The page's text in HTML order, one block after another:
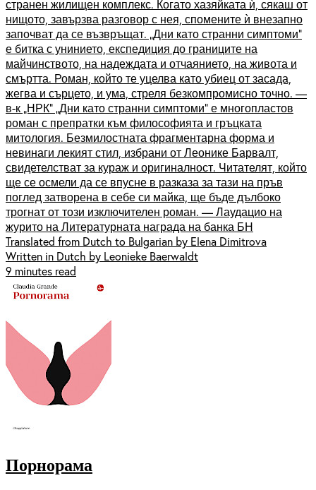
странен жилищен комплекс. Когато хазяйката ѝ, сякаш от
нищото, завързва разговор с нея, спомените ѝ внезапно
започват да се възвръщат. „Дни като странни симптоми”
е битка с унинието, експедиция до границите на
майчинството, на надеждата и отчаянието, на живота и
смъртта. Роман, който те уцелва като убиец от засада,
жегва и сърцето, и ума, стреля безкомпромисно точно. —
в-к „НРК” „Дни като странни симптоми” е многопластов
роман с препратки към философията и гръцката
митология. Безмилостната фрагментарна форма и
невинаги лекият стил, избрани от Леонике Барвалт,
свидетелстват за кураж и оригиналност. Читателят, който
ще се осмели да се впусне в разказа за тази на пръв
поглед затворена в себе си майка, ще бъде дълбоко
трогнат от този изключителен роман. — Лаудацио на
журито на Литературната награда на банка БН
Translated from Dutch to Bulgarian by Elena Dimitrova
Written in Dutch by Leonieke Baerwaldt
9 minutes read
Порнорама